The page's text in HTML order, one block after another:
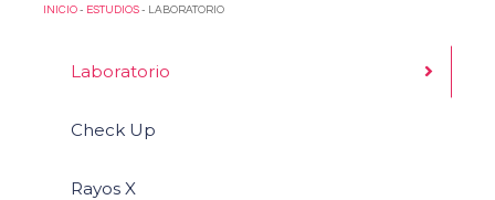
INICIO - ESTUDIOS - LABORATORIO
Laboratorio
Check Up
Rayos X